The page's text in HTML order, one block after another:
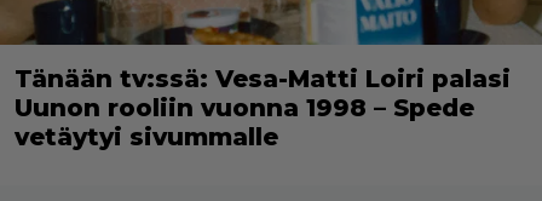
Tänään tv:ssä: Vesa-Matti Loiri palasi
Uunon rooliin vuonna 1998 – Spede
vetäytyi sivummalle